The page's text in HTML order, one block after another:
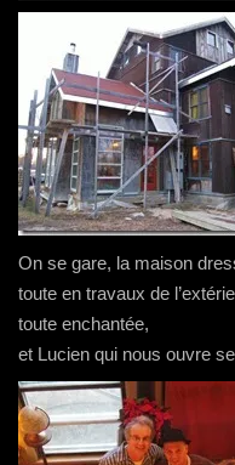
On se gare, la maison
toute en travaux de
toute enchantée,
et Lucien qui nous ouvre